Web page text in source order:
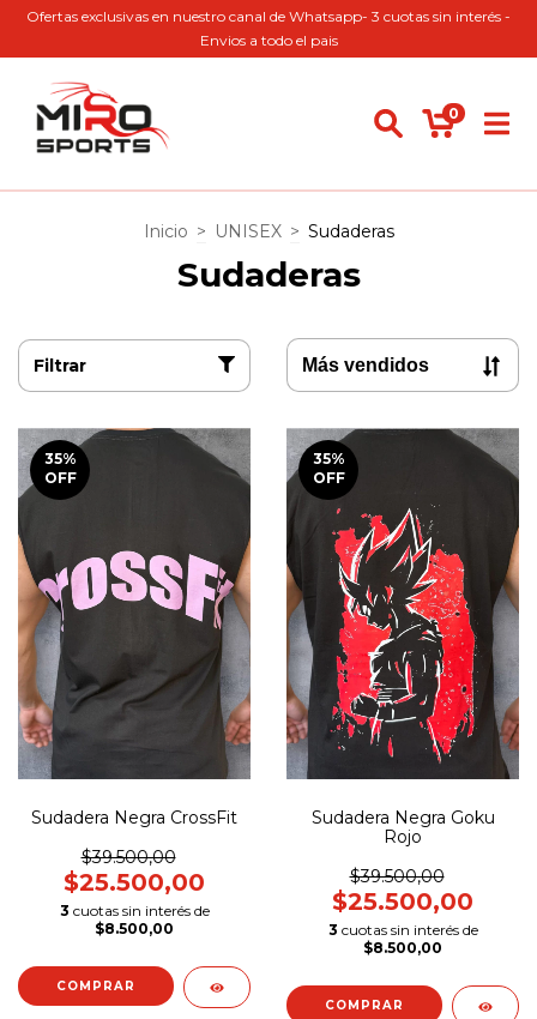
Ofertas exclusivas en nuestro canal de Whatsapp- 3 cuotas sin interés -
Envios a todo el pais
0
Inicio > UNISEX > Sudaderas
Sudaderas
Filtrar
35%
OFF
Sudadera Negra CrossFit
$39.500,00
$25.500,00
3 cuotas sin interés de
$8.500,00
COMPRAR
35%
OFF
Sudadera Negra Goku
Rojo
$39.500,00
$25.500,00
3 cuotas sin interés de
$8.500,00
COMPRAR